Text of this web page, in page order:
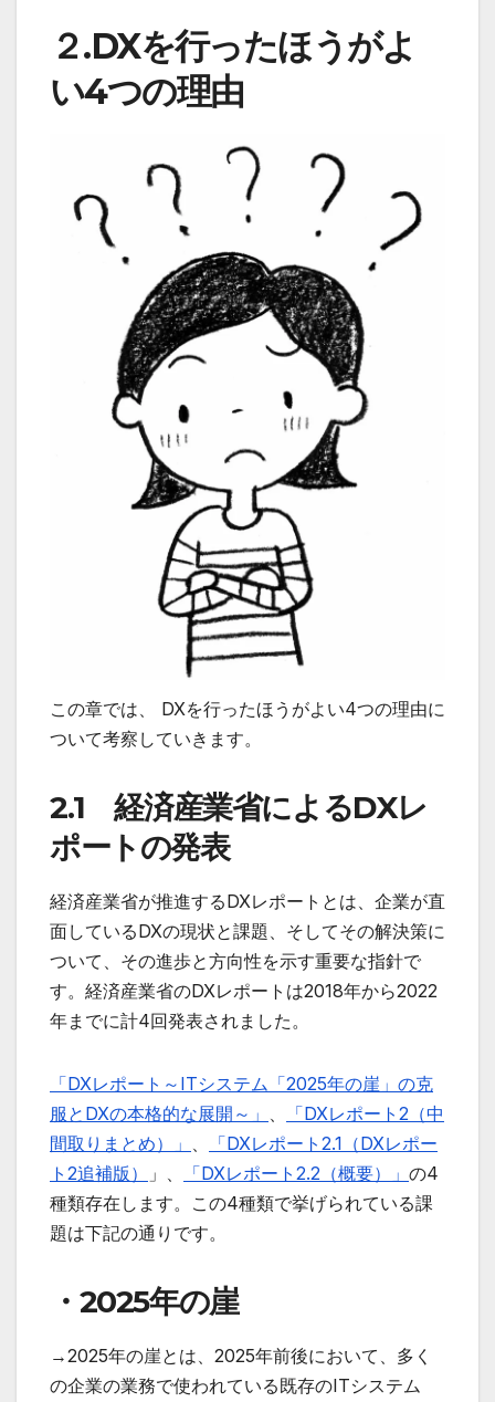
２.DXを行ったほうがよ
い4つの理由
この章では、 DXを行ったほうがよい4つの理由に
ついて考察していきます。
2.1 経済産業省によるDXレ
ポートの発表
経済産業省が推進するDXレポートとは、企業が直
面しているDXの現状と課題、そしてその解決策に
ついて、その進歩と方向性を示す重要な指針で
す。経済産業省のDXレポートは2018年から2022
年までに計4回発表されました。
「DXレポート～ITシステム「2025年の崖」の克
服とDXの本格的な展開～」
「DXレポート2（中
間取りまとめ）」
「DXレポート2.1（DXレポー
ト2追補版）
」、 「DXレポート2.2（概要）」 の4
種類存在します。この4種類で挙げられている課
題は下記の通りです。
・2025年の崖
→2025年の崖とは、2025年前後において、多く
の企業の業務で使われている既存のITシステム